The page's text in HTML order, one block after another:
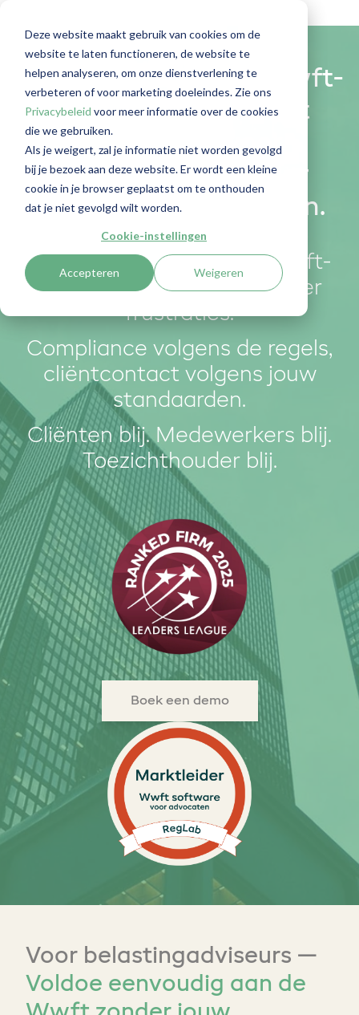
Deze website maakt gebruik van cookies om de
website te laten functioneren, de website te
helpen analyseren, om onze dienstverlening te
verbeteren of voor marketing doeleindes. Zie ons
Privacybeleid voor meer informatie over de cookies
die we gebruiken.
Als je weigert, zal je informatie niet worden gevolgd
bij je bezoek aan deze website. Er wordt een kleine
cookie in je browser geplaatst om te onthouden
dat je niet gevolgd wilt worden.
Cookie-instellingen
Accepteren Weigeren
Geautomatiseerde Wwft-
compliance en cliënt
onboarding voor
kantoren die integer
werken serieus nemen.
RegLab helpt jou 100% Wwft-
compliant te werken zonder
frustraties.
Compliance volgens de regels,
cliëntcontact volgens jouw
standaarden.
Cliënten blij. Medewerkers blij.
Toezichthouder blij.
Boek een demo
Voor belastingadviseurs —
Voldoe eenvoudig aan de